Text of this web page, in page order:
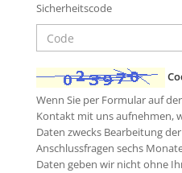
Sicherheitscode
Wenn Sie per Formular auf
Kontakt mit uns aufnehmen,
Daten zwecks Bearbeitung
Anschlussfragen sechs
Daten geben wir nicht ohne